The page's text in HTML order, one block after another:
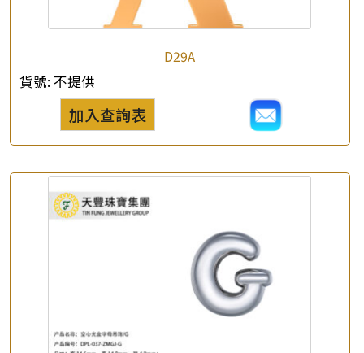
D29A
貨號: 不提供
加入查詢表